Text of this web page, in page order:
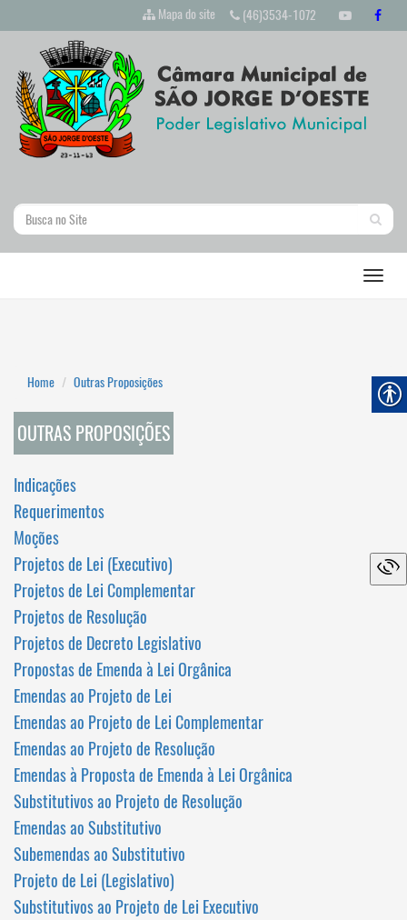
Mapa do site (46)3534-1072
Home Outras Proposições
OUTRAS PROPOSIÇÕES
Indicações
Requerimentos
Moções
Projetos de Lei (Executivo)
Projetos de Lei Complementar
Projetos de Resolução
Projetos de Decreto Legislativo
Propostas de Emenda à Lei Orgânica
Emendas ao Projeto de Lei
Emendas ao Projeto de Lei Complementar
Emendas ao Projeto de Resolução
Emendas à Proposta de Emenda à Lei Orgânica
Substitutivos ao Projeto de Resolução
Emendas ao Substitutivo
Subemendas ao Substitutivo
Projeto de Lei (Legislativo)
Substitutivos ao Projeto de Lei Executivo